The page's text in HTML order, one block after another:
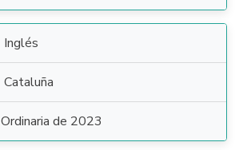
Inglés
Cataluña
Ordinaria de 2023